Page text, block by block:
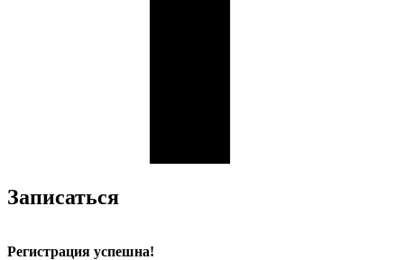
Записаться
Регистрация успешна!